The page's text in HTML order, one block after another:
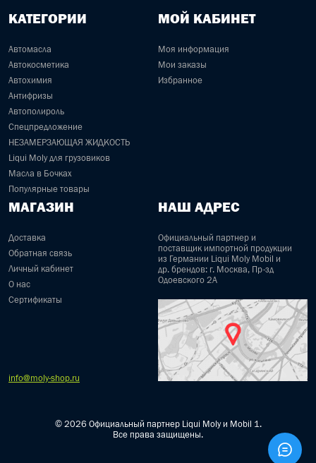
КАТЕГОРИИ
Автомасла
Автокосметика
Автохимия
Антифризы
Автополироль
Спецпредложение
НЕЗАМЕРЗАЮЩАЯ ЖИДКОСТЬ
Liqui Moly для грузовиков
Масла в Бочках
Популярные товары
МОЙ КАБИНЕТ
Моя информация
Мои заказы
Избранное
МАГАЗИН
Доставка
Обратная связь
Личный кабинет
О нас
Сертификаты
НАШ АДРЕС
Официальный партнер и
поставщик импортной продукции
из Германии Liqui Moly Mobil и
др. брендов: г. Москва, Пр-зд
Одоевского 2А
info@moly-shop.ru
© 2026 Официальный партнер Liqui Moly и Mobil 1.
Все права защищены.